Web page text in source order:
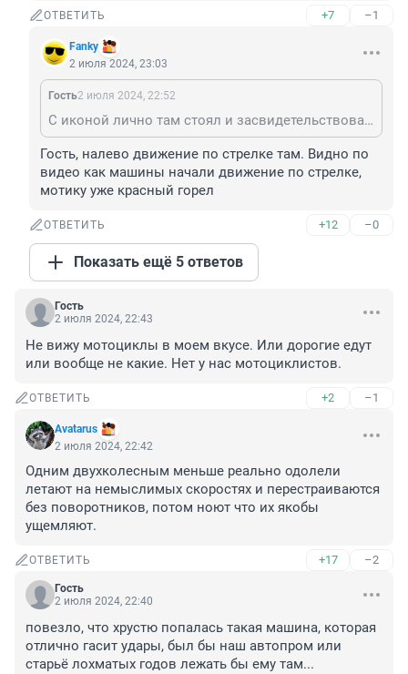
ОТВЕТИТЬ +7 –1
Fanky
2 июля 2024, 23:03
Гость2 июля 2024, 22:52
С иконой лично там стоял и засвидетельствовал?
Гость, налево движение по стрелке там. Видно по
видео как машины начали движение по стрелке,
мотику уже красный горел
ОТВЕТИТЬ +12 –0
Показать ещё 5 ответов
Гость
2 июля 2024, 22:43
Не вижу мотоциклы в моем вкусе. Или дорогие едут
или вообще не какие. Нет у нас мотоциклистов.
ОТВЕТИТЬ +2 –1
Avatarus
2 июля 2024, 22:42
Одним двухколесным меньше реально одолели
летают на немыслимых скоростях и перестраиваются
без поворотников, потом ноют что их якобы
ущемляют.
ОТВЕТИТЬ +17 –2
Гость
2 июля 2024, 22:40
повезло, что хрустю попалась такая машина, которая
отлично гасит удары, был бы наш автопром или
старьё лохматых годов лежать бы ему там...